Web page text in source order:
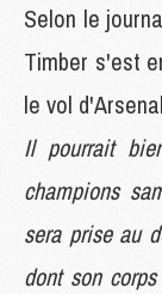
Selon le
Timber s'est
le vol
Il pourrait
champions
sera prise au
dont son